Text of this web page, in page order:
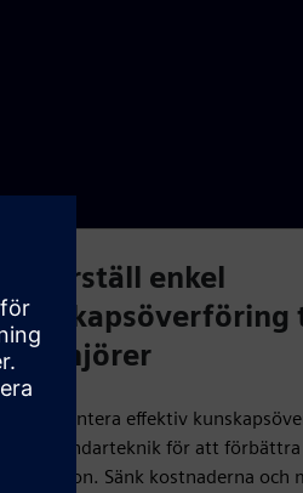
Säkerställ enkel
kunskapsöverföring
ingenjörer
Implementera effektiv
fleranvändarteknik för att
innovation. Sänk kostnaderna och